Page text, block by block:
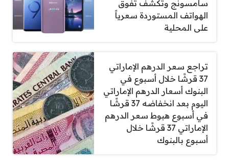
سامسونج وتكشف تفوق
الهواتف المستوردة سعرياً
على المحلية
تراجع سعر الدرهم الإماراتي
37 قرشًا خلال أسبوع في
البنوك أسعار الدرهم الإماراتي
اليوم بعد انخفاضه 37 قرشًا
في أسبوع هبوط سعر الدرهم
الإماراتي 37 قرشًا خلال
أسبوع بالبنوك